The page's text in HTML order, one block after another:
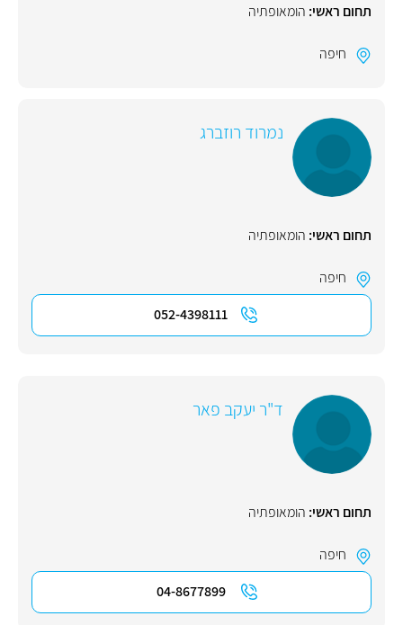
תחום ראשי: הומאופתיה
חיפה
נמרוד רוזברג
תחום ראשי: הומאופתיה
חיפה
052-4398111
ד"ר יעקב פאר
תחום ראשי: הומאופתיה
חיפה
04-8677899